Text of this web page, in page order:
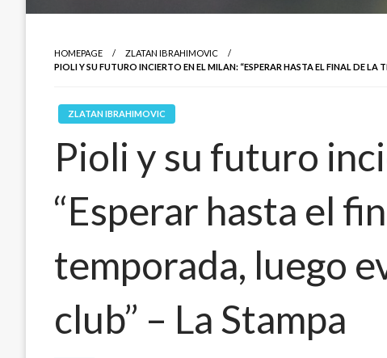
HOMEPAGE
ZLATAN IBRAHIMOVIC
PIOLI Y SU FUTURO INCIERTO EN EL MILAN: “ESPERAR HASTA EL FINAL DE
ZLATAN IBRAHIMOVIC
Pioli y su futuro
“Esperar hasta el
temporada, luego
club” – La Stampa